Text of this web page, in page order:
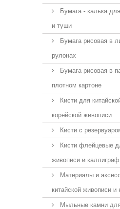
Бумага - калька
и туши
Бумага рисовая в
рулонах
Бумага рисовая в
плотном картоне
Кисти для
корейской живописи
Кисти с
Кисти флейцевые
живописи и
Материалы и
китайской живописи и
Мыльные камни для